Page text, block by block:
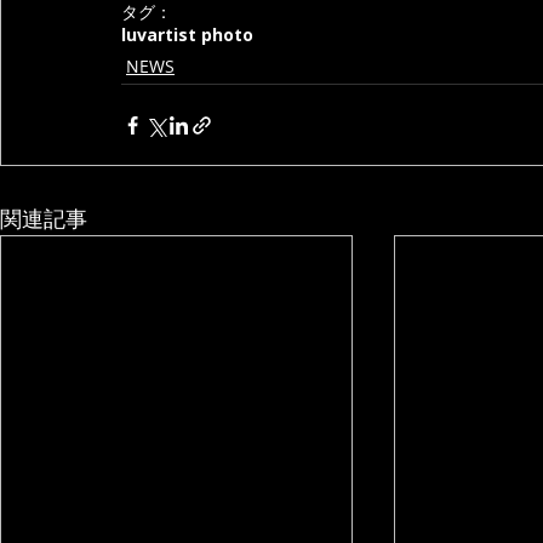
タグ：
luvartist photo
NEWS
関連記事